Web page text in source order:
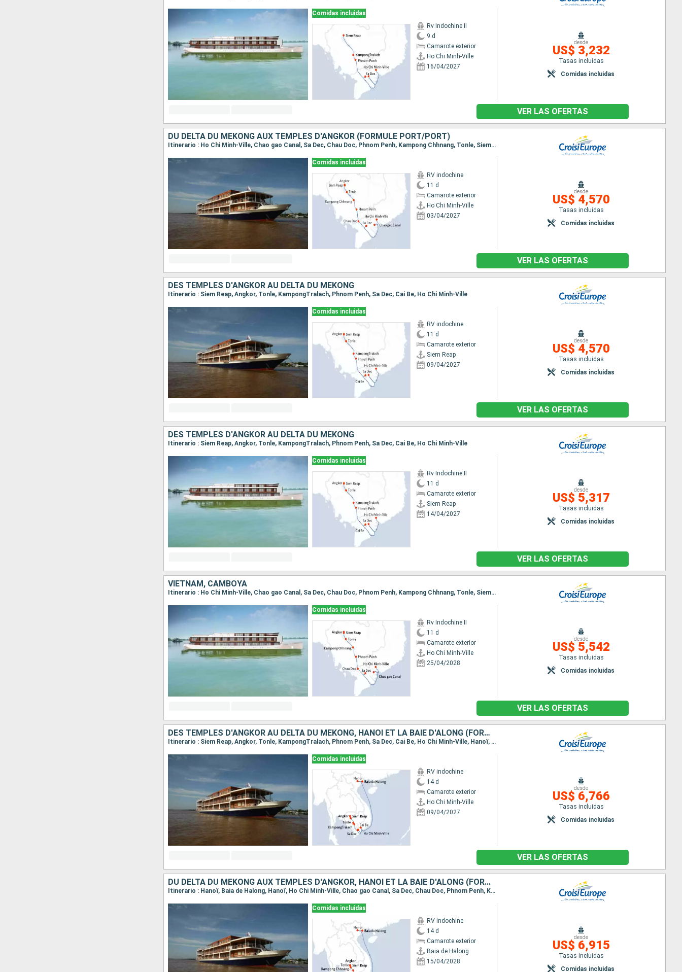
Comidas incluidas
Rv Indochine II
9 d
Camarote exterior
Ho Chi Minh-Ville
16/04/2027
desde
US$ 3,232
Tasas incluidas
Comidas incluidas
VER LAS OFERTAS
DU DELTA DU MÉKONG AUX TEMPLES D'ANGKOR (FORMULE PORT/PORT)
Itinerario : Ho Chi Minh-Ville, Chao gao Canal, Sa Dec, Chau Doc, Phnom Penh, Kampong Chhnang, Tonle, Siem Reap, Angkor, Siem Reap
Comidas incluidas
RV indochine
11 d
Camarote exterior
Ho Chi Minh-Ville
03/04/2027
desde
US$ 4,570
Tasas incluidas
Comidas incluidas
VER LAS OFERTAS
DES TEMPLES D'ANGKOR AU DELTA DU MÉKONG
Itinerario : Siem Reap, Angkor, Tonle, KampongTralach, Phnom Penh, Sa Dec, Cai Be, Ho Chi Minh-Ville
Comidas incluidas
RV indochine
11 d
Camarote exterior
Siem Reap
09/04/2027
desde
US$ 4,570
Tasas incluidas
Comidas incluidas
VER LAS OFERTAS
DES TEMPLES D'ANGKOR AU DELTA DU MÉKONG
Itinerario : Siem Reap, Angkor, Tonle, KampongTralach, Phnom Penh, Sa Dec, Cai Be, Ho Chi Minh-Ville
Comidas incluidas
Rv Indochine II
11 d
Camarote exterior
Siem Reap
14/04/2027
desde
US$ 5,317
Tasas incluidas
Comidas incluidas
VER LAS OFERTAS
VIETNAM, CAMBOYA
Itinerario : Ho Chi Minh-Ville, Chao gao Canal, Sa Dec, Chau Doc, Phnom Penh, Kampong Chhnang, Tonle, Siem Reap, Angkor, Siem Reap
Comidas incluidas
Rv Indochine II
11 d
Camarote exterior
Ho Chi Minh-Ville
25/04/2028
desde
US$ 5,542
Tasas incluidas
Comidas incluidas
VER LAS OFERTAS
DES TEMPLES D'ANGKOR AU DELTA DU MÉKONG, HANOÏ ET LA BAIE D'ALONG (FORMULE PORT/PORT)
Itinerario : Siem Reap, Angkor, Tonle, KampongTralach, Phnom Penh, Sa Dec, Cai Be, Ho Chi Minh-Ville, Hanoï, Baia de Halong, Hanoï
Comidas incluidas
RV indochine
14 d
Camarote exterior
Ho Chi Minh-Ville
09/04/2027
desde
US$ 6,766
Tasas incluidas
Comidas incluidas
VER LAS OFERTAS
DU DELTA DU MÉKONG AUX TEMPLES D'ANGKOR, HANOÏ ET LA BAIE D'ALONG (FORMULE PORT/PORT)
Itinerario : Hanoï, Baia de Halong, Hanoï, Ho Chi Minh-Ville, Chao gao Canal, Sa Dec, Chau Doc, Phnom Penh, Kampong Chhnang, Tonle, Siem Reap, Angkor, Siem Reap
Comidas incluidas
RV indochine
14 d
Camarote exterior
Baia de Halong
15/04/2028
desde
US$ 6,915
Tasas incluidas
Comidas incluidas